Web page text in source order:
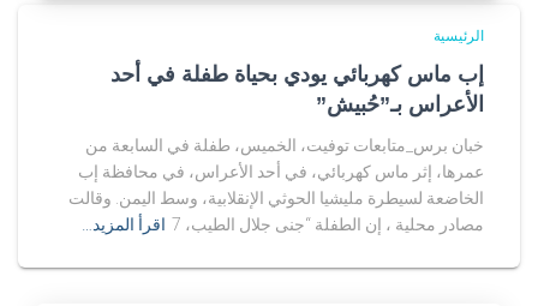
الرئيسية
إب ماس كهربائي يودي بحياة طفلة في أحد
الأعراس بـ”حُبيش”
خبان برس_متابعات توفيت، الخميس، طفلة في السابعة من
عمرها، إثر ماس كهربائي، في أحد الأعراس، في محافظة إب
الخاضعة لسيطرة مليشيا الحوثي الإنقلابية، وسط اليمن. وقالت
مصادر محلية ، إن الطفلة “جنى جلال الطيب، 7
اقرأ المزيد…